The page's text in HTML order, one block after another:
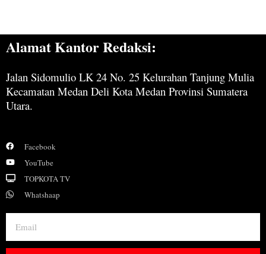
Alamat Kantor Redaksi:
Jalan Sidomulio LK 24 No. 25 Kelurahan Tanjung Mulia
Kecamatan Medan Deli Kota Medan Provinsi Sumatera
Utara.
Facebook
YouTube
TOPKOTA TV
Whatshaap